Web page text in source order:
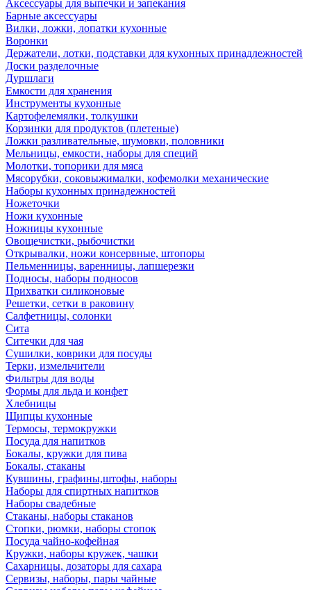
Аксессуары для выпечки и запекания
Барные аксессуары
Вилки, ложки, лопатки кухонные
Воронки
Держатели, лотки, подставки для кухонных принадлежностей
Доски разделочные
Дуршлаги
Емкости для хранения
Инструменты кухонные
Картофелемялки, толкушки
Корзинки для продуктов (плетеные)
Ложки разливательные, шумовки, половники
Мельницы, емкости, наборы для специй
Молотки, топорики для мяса
Мясорубки, соковыжималки, кофемолки механические
Наборы кухонных принадежностей
Ножеточки
Ножи кухонные
Ножницы кухонные
Овощечистки, рыбочистки
Открывалки, ножи консервные, штопоры
Пельменницы, варенницы, лапшерезки
Подносы, наборы подносов
Прихватки силиконовые
Решетки, сетки в раковину
Салфетницы, солонки
Сита
Ситечки для чая
Сушилки, коврики для посуды
Терки, измельчители
Фильтры для воды
Формы для льда и конфет
Хлебницы
Щипцы кухонные
Термосы, термокружки
Посуда для напитков
Бокалы, кружки для пива
Бокалы, стаканы
Кувшины, графины,штофы, наборы
Наборы для спиртных напитков
Наборы свадебные
Стаканы, наборы стаканов
Стопки, рюмки, наборы стопок
Посуда чайно-кофейная
Кружки, наборы кружек, чашки
Сахарницы, дозаторы для сахара
Сервизы, наборы, пары чайные